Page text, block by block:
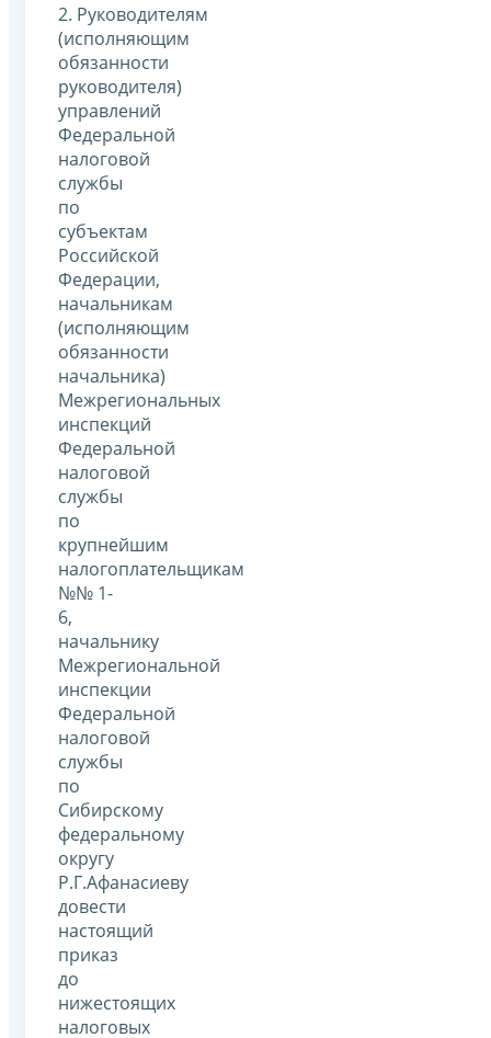
2. Руководителям
(исполняющим
обязанности
руководителя)
управлений
Федеральной
налоговой
службы
по
субъектам
Российской
Федерации,
начальникам
(исполняющим
обязанности
начальника)
Межрегиональных
инспекций
Федеральной
налоговой
службы
по
крупнейшим
налогоплательщикам
№№ 1-
6,
начальнику
Межрегиональной
инспекции
Федеральной
налоговой
службы
по
Сибирскому
федеральному
округу
Р.Г.Афанасиеву
довести
настоящий
приказ
до
нижестоящих
налоговых